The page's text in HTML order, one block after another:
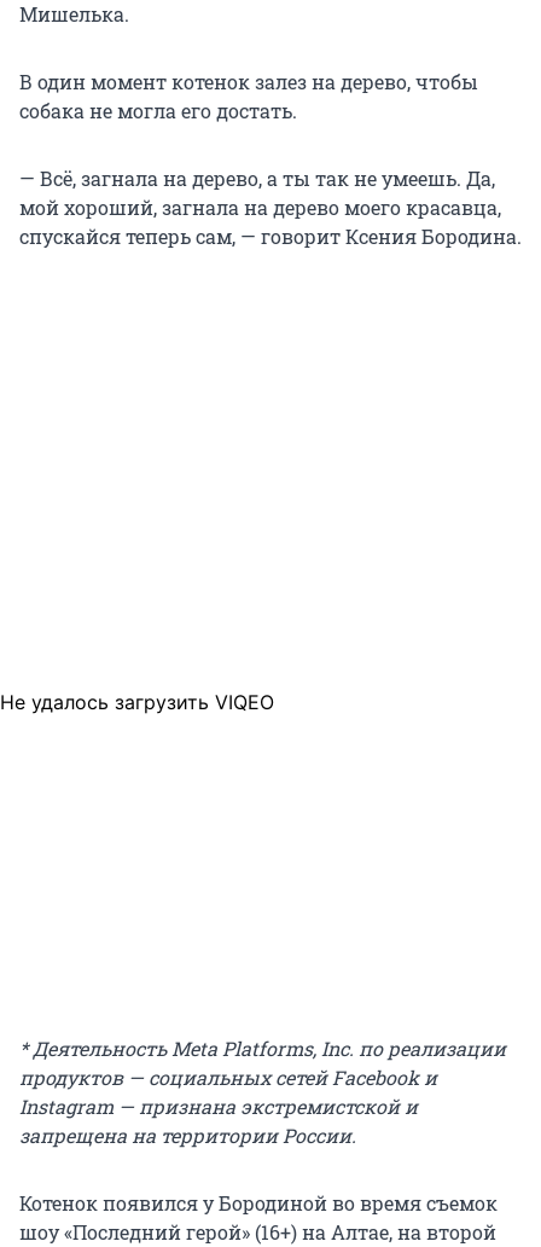
Мишелька.
В один момент котенок залез на дерево, чтобы
собака не могла его достать.
— Всё, загнала на дерево, а ты так не умеешь. Да,
мой хороший, загнала на дерево моего красавца,
спускайся теперь сам, — говорит Ксения Бородина.
Не удалось загрузить VIQEO
* Деятельность Meta Platforms, Inc. по реализации
продуктов — социальных сетей Facebook и
Instagram — признана экстремистской и
запрещена на территории России.
Котенок появился у Бородиной во время съемок
шоу «Последний герой» (16+) на Алтае, на второй